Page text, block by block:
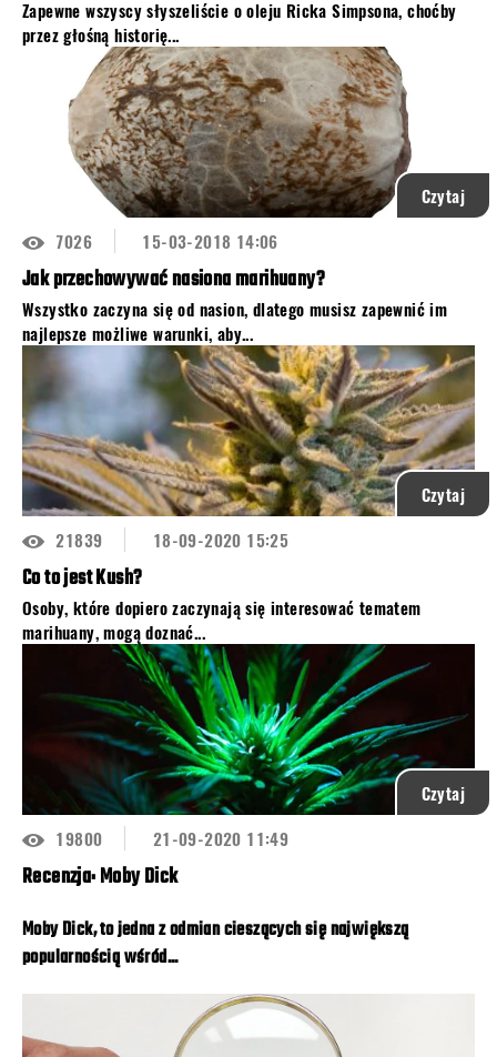
Zapewne wszyscy słyszeliście o oleju Ricka Simpsona, choćby
przez głośną historię...
Czytaj
7026
15-03-2018 14:06
Jak przechowywać nasiona marihuany?
Wszystko zaczyna się od nasion, dlatego musisz zapewnić im
najlepsze możliwe warunki, aby...
Czytaj
21839
18-09-2020 15:25
Co to jest Kush?
Osoby, które dopiero zaczynają się interesować tematem
marihuany, mogą doznać...
Czytaj
19800
21-09-2020 11:49
Recenzja: Moby Dick
Moby Dick, to jedna z odmian cieszących się największą
popularnością wśród...